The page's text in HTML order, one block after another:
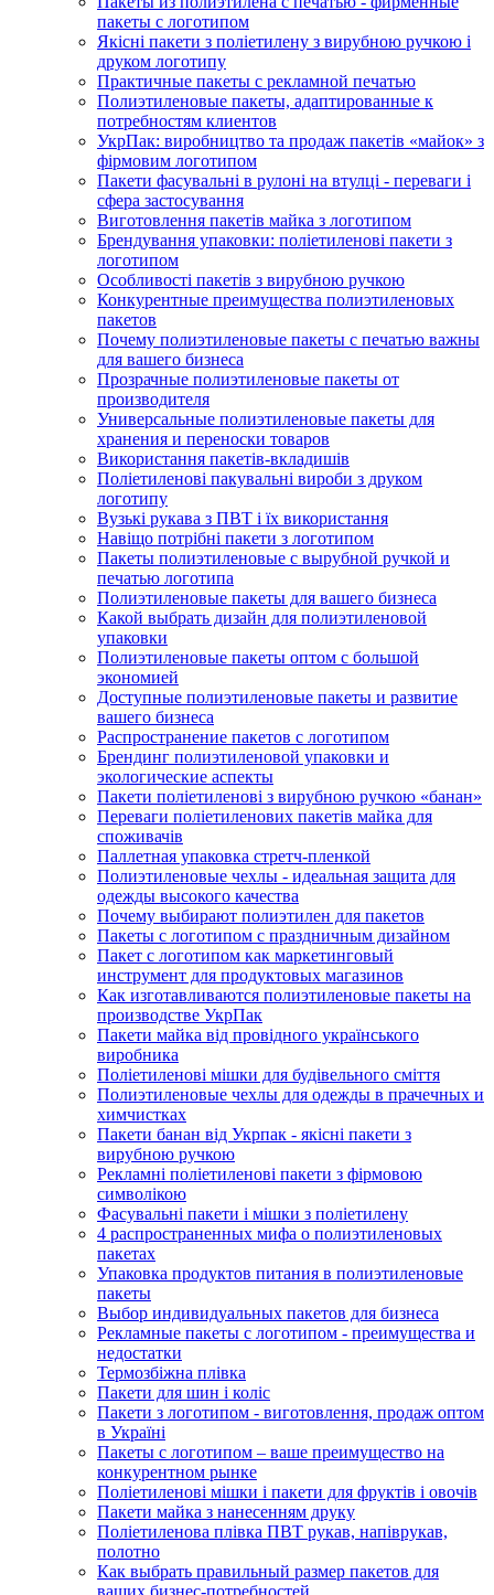
пакеты с логотипом
Якісні пакети з поліетилену з вирубною ручкою і
друком логотипу
Практичные пакеты с рекламной печатью
Полиэтиленовые пакеты, адаптированные к
потребностям клиентов
УкрПак: виробництво та продаж пакетів «майок» з
фірмовим логотипом
Пакети фасувальні в рулоні на втулці - переваги і
сфера застосування
Виготовлення пакетів майка з логотипом
Брендування упаковки: поліетиленові пакети з
логотипом
Особливості пакетів з вирубною ручкою
Конкурентные преимущества полиэтиленовых
пакетов
Почему полиэтиленовые пакеты с печатью важны
для вашего бизнеса
Прозрачные полиэтиленовые пакеты от
производителя
Универсальные полиэтиленовые пакеты для
хранения и переноски товаров
Використання пакетів-вкладишів
Поліетиленові пакувальні вироби з друком
логотипу
Вузькі рукава з ПВТ і їх використання
Навіщо потрібні пакети з логотипом
Пакеты полиэтиленовые с вырубной ручкой и
печатью логотипа
Полиэтиленовые пакеты для вашего бизнеса
Какой выбрать дизайн для полиэтиленовой
упаковки
Полиэтиленовые пакеты оптом с большой
экономией
Доступные полиэтиленовые пакеты и развитие
вашего бизнеса
Распространение пакетов с логотипом
Брендинг полиэтиленовой упаковки и
экологические аспекты
Пакети поліетиленові з вирубною ручкою «банан»
Переваги поліетиленових пакетів майка для
споживачів
Паллетная упаковка стретч-пленкой
Полиэтиленовые чехлы - идеальная защита для
одежды высокого качества
Почему выбирают полиэтилен для пакетов
Пакеты с логотипом с праздничным дизайном
Пакет с логотипом как маркетинговый
инструмент для продуктовых магазинов
Как изготавливаются полиэтиленовые пакеты на
производстве УкрПак
Пакети майка від провідного українського
виробника
Поліетиленові мішки для будівельного сміття
Полиэтиленовые чехлы для одежды в прачечных и
химчистках
Пакети банан від Укрпак - якісні пакети з
вирубною ручкою
Рекламні поліетиленові пакети з фірмовою
символікою
Фасувальні пакети і мішки з поліетилену
4 распространенных мифа о полиэтиленовых
пакетах
Упаковка продуктов питания в полиэтиленовые
пакеты
Выбор индивидуальных пакетов для бизнеса
Рекламные пакеты с логотипом - преимущества и
недостатки
Термозбіжна плівка
Пакети для шин і коліс
Пакети з логотипом - виготовлення, продаж оптом
в Україні
Пакеты с логотипом – ваше преимущество на
конкурентном рынке
Поліетиленові мішки і пакети для фруктів і овочів
Пакети майка з нанесенням друку
Поліетиленова плівка ПВТ рукав, напіврукав,
полотно
Как выбрать правильный размер пакетов для
ваших бизнес-потребностей